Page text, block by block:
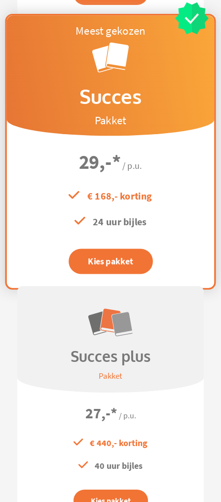
Succes
Pakket
29,-* / p.u.
€ 168,- korting
24 uur bijles
Kies pakket
Succes plus
Pakket
27,-* / p.u.
€ 440,- korting
40 uur bijles